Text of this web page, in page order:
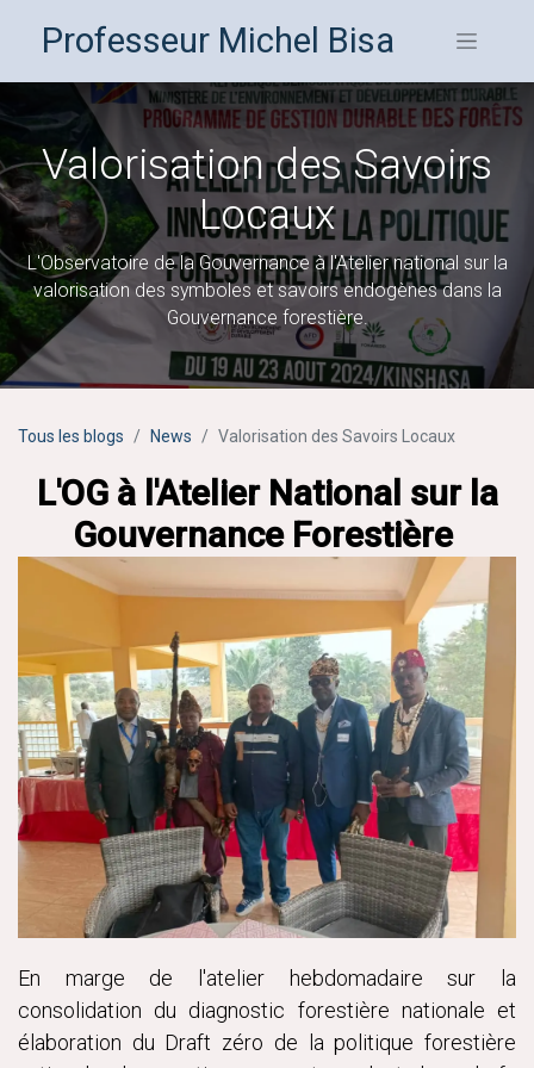
Professeur Michel Bisa
Valorisation des Savoirs
Locaux
L'Observatoire de la Gouvernance à l'Atelier national sur la
valorisation des symboles et savoirs endogènes dans la
Gouvernance forestière.
Tous les blogs News Valorisation des Savoirs Locaux
L'OG à l'Atelier National sur la
Gouvernance Forestière
En marge de l'atelier hebdomadaire sur la
consolidation du diagnostic forestière nationale et
élaboration du Draft zéro de la politique forestière